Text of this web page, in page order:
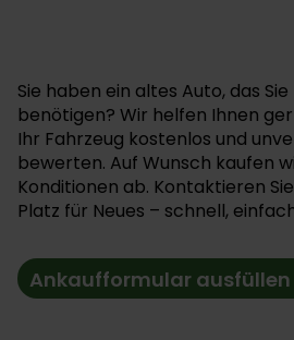
Sie haben ein altes Auto, das
benötigen? Wir helfen Ihnen
Ihr Fahrzeug kostenlos und
bewerten. Auf Wunsch kaufen
Konditionen ab. Kontaktieren
Platz für Neues – schnell,
Ankaufformular ausfüllen